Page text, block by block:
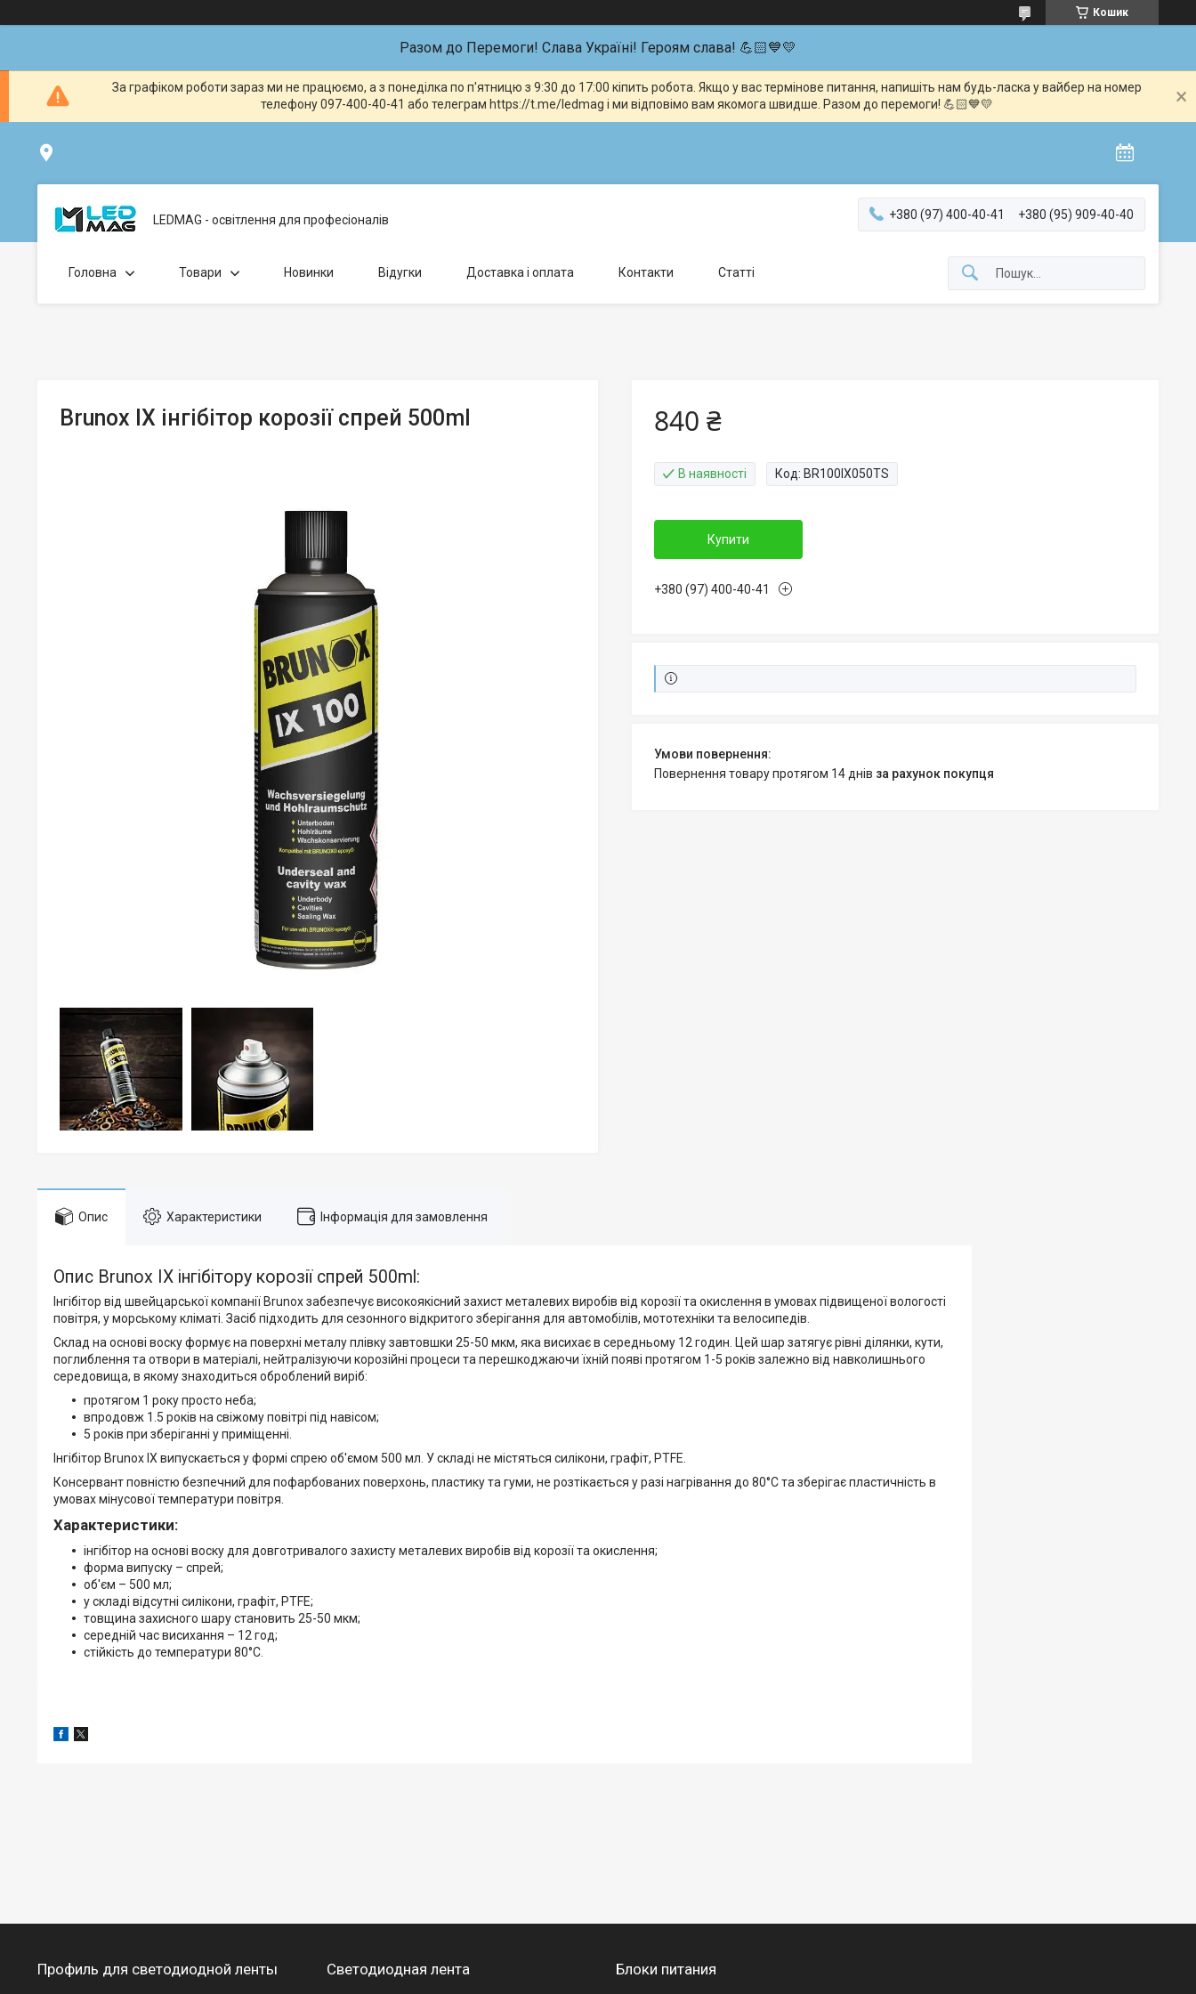
Кошик
Разом до Перемоги! Слава Україні! Героям слава! 💪🏻💙💛
За графіком роботи зараз ми не працюємо, а з понеділка по п'ятницю з 9:30 до 17:00 кіпить робота. Якщо у вас термінове питання, напишіть нам будь-ласка у вайбер на номер
телефону 097-400-40-41 або телеграм https://t.me/ledmag і ми відповімо вам якомога швидше. Разом до перемоги! 💪🏻💙💛
LEDMAG - освітлення для професіоналів +380 (97) 400-40-41 +380 (95) 909-40-40
Головна Товари Новинки Відугки Доставка і оплата Контакти Статті
Brunox IX інгібітор корозії спрей 500ml 840 ₴
В наявності Код: BR100IX050TS
Купити
+380 (97) 400-40-41
повернення товару протягом 14 днів за рахунок покупця
Опис Характеристики Інформація для замовлення
Опис Brunox IX інгібітору корозії спрей 500ml:
Інгібітор від швейцарської компанії Brunox забезпечує високоякісний захист металевих виробів від корозії та окислення в умовах підвищеної вологості
повітря, у морському кліматі. Засіб підходить для сезонного відкритого зберігання для автомобілів, мототехніки та велосипедів.
Склад на основі воску формує на поверхні металу плівку завтовшки 25-50 мкм, яка висихає в середньому 12 годин. Цей шар затягує рівні ділянки, кути,
поглиблення та отвори в матеріалі, нейтралізуючи корозійні процеси та перешкоджаючи їхній появі протягом 1-5 років залежно від навколишнього
середовища, в якому знаходиться оброблений виріб:
протягом 1 року просто неба;
впродовж 1.5 років на свіжому повітрі під навісом;
5 років при зберіганні у приміщенні.
Інгібітор Brunox IX випускається у формі спрею об'ємом 500 мл. У складі не містяться силікони, графіт, PTFE.
Консервант повністю безпечний для пофарбованих поверхонь, пластику та гуми, не розтікається у разі нагрівання до 80°C та зберігає пластичність в
умовах мінусової температури повітря.
Характеристики:
інгібітор на основі воску для довготривалого захисту металевих виробів від корозії та окислення;
форма випуску – спрей;
об'єм – 500 мл;
у складі відсутні силікони, графіт, PTFE;
товщина захисного шару становить 25-50 мкм;
середній час висихання – 12 год;
стійкість до температури 80°C.
Профиль для светодиодной ленты Светодиодная лента Блоки питания